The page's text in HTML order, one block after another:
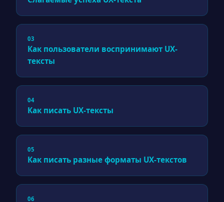
03
Как пользователи воспринимают UX-
тексты
04
Как писать UX-тексты
05
Как писать разные форматы UX-текстов
06